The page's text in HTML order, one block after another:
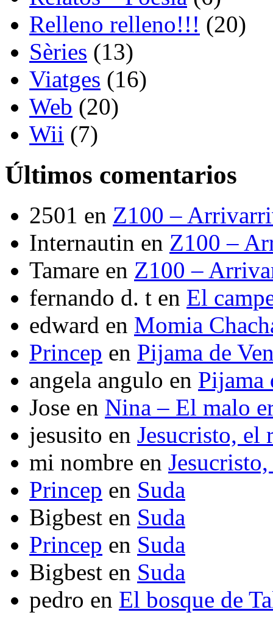
Relleno relleno!!! (20)
Sèries (13)
Viatges (16)
Web (20)
Wii (7)
Últimos comentarios
2501 en Z100 –
Internautin en Z100 –
Tamare en Z100 –
fernando d. t en El
edward en Momia
Princep en Pijama de
angela angulo en Pijama
Jose en Nina – El malo
jesusito en Jesucristo, el
mi nombre en
Princep en Suda
Bigbest en Suda
Princep en Suda
Bigbest en Suda
pedro en El bosque de